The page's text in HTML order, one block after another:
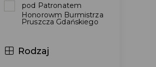
pod Patronatem
Honorowm Burmistrza
Pruszcza Gdańskiego
Rodzaj